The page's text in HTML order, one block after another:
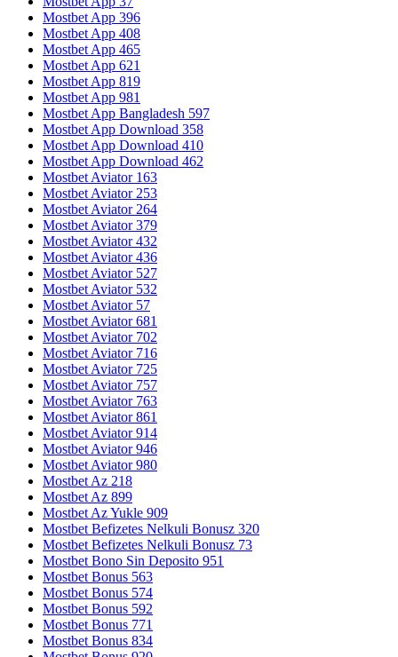
Mostbet App 396
Mostbet App 408
Mostbet App 465
Mostbet App 621
Mostbet App 819
Mostbet App 981
Mostbet App Bangladesh 597
Mostbet App Download 358
Mostbet App Download 410
Mostbet App Download 462
Mostbet Aviator 163
Mostbet Aviator 253
Mostbet Aviator 264
Mostbet Aviator 379
Mostbet Aviator 432
Mostbet Aviator 436
Mostbet Aviator 527
Mostbet Aviator 532
Mostbet Aviator 57
Mostbet Aviator 681
Mostbet Aviator 702
Mostbet Aviator 716
Mostbet Aviator 725
Mostbet Aviator 757
Mostbet Aviator 763
Mostbet Aviator 861
Mostbet Aviator 914
Mostbet Aviator 946
Mostbet Aviator 980
Mostbet Az 218
Mostbet Az 899
Mostbet Az Yukle 909
Mostbet Befizetes Nelkuli Bonusz 320
Mostbet Befizetes Nelkuli Bonusz 73
Mostbet Bono Sin Deposito 951
Mostbet Bonus 563
Mostbet Bonus 574
Mostbet Bonus 592
Mostbet Bonus 771
Mostbet Bonus 834